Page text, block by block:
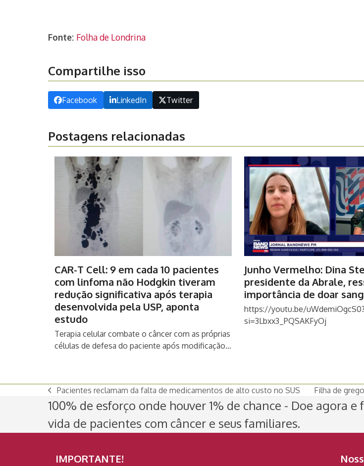
Fonte: Folha de Londrina
Compartilhe isso
Facebook LinkedIn Twitter
Postagens relacionadas
CAR-T Cell: 9 em cada 10 pacientes
com linfoma não Hodgkin tiveram
redução significativa após terapia
desenvolvida pela USP, aponta
estudo
Terapia celular combate o câncer com as próprias
células de defesa do paciente após modificação…
Junho Vermelho: Dina
presidente da Abrale,
importância de doar
https://youtu.be/uWdemiOgcS0?
si=3Lbxx3_PQSAKFyOj
previous
post:
Pacientes reclamam da falta de medicamentos de alto custo no SUS
next
post:
Filha de
100% de esforço onde houver 1% de chance - Doe agora e
vida de pacientes com câncer e seus familiares.
IMPORTANTE!